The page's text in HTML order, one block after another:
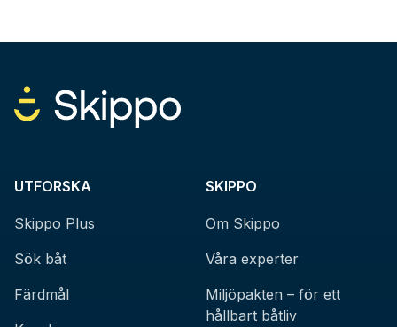
UTFORSKA
Skippo Plus
Sök båt
Färdmål
SKIPPO
Om Skippo
Våra experter
Miljöpakten – för ett
hållbart båtliv